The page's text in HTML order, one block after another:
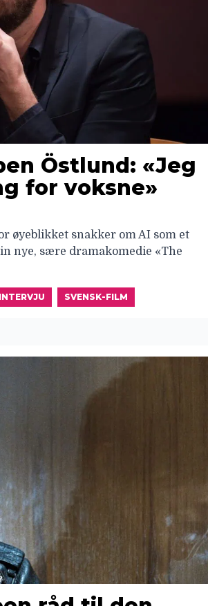
Östlund: «Jeg
for voksne»
øyeblikket snakker om AI som et
nye, sære dramakomedie «The
INTERVJU SVENSK-FILM